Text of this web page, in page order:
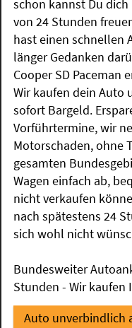
schon kannst Du
von 24 Stunden
hast einen schnellen
länger Gedanken
Cooper SD Paceman
Wir kaufen dein Auto
sofort Bargeld.
Vorführtermine, wir
Motorschaden, ohne
gesamten
Wagen einfach ab,
nicht verkaufen
nach spätestens 24
sich wohl nicht
Bundesweiter
Stunden - Wir kaufen
Auto unverbindlich